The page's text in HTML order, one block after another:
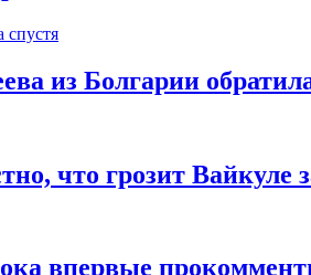
спустя
из Болгарии
что грозит Вайкуле
впервые